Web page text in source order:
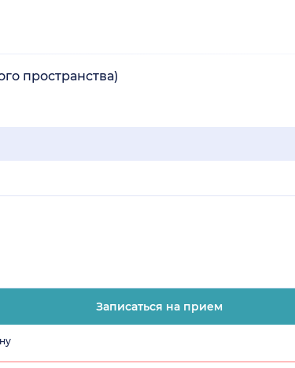
пространства)
Записаться на прием